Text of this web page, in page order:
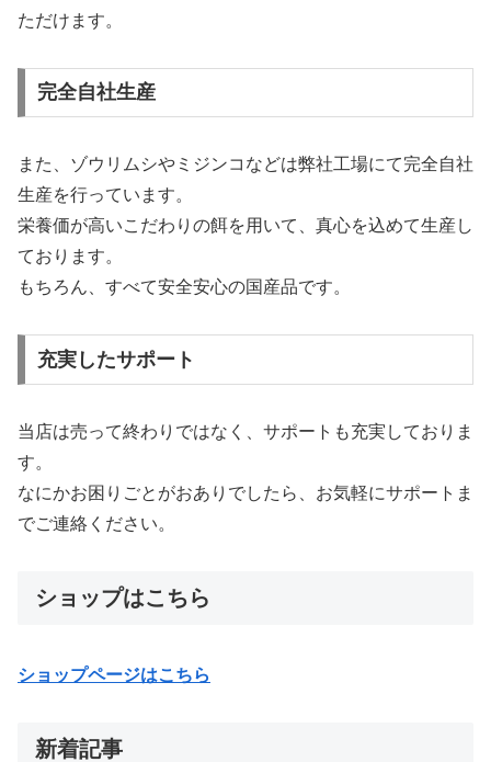
ただけます。
完全自社生産
また、ゾウリムシやミジンコなどは弊社工場にて完全自社
生産を行っています。
栄養価が高いこだわりの餌を用いて、真心を込めて生産し
ております。
もちろん、すべて安全安心の国産品です。
充実したサポート
当店は売って終わりではなく、サポートも充実しておりま
す。
なにかお困りごとがおありでしたら、お気軽にサポートま
でご連絡ください。
ショップはこちら
ショップページはこちら
新着記事